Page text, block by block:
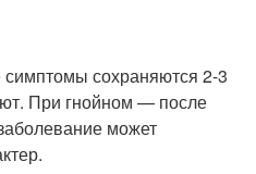
сохраняются 2-3
При гнойном — после
может